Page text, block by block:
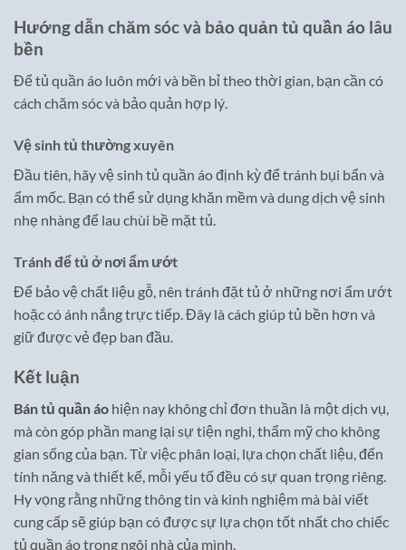
Hướng dẫn chăm sóc và bảo quản tủ quần áo lâu
bền
Để tủ quần áo luôn mới và bền bỉ theo thời gian, bạn cần có
cách chăm sóc và bảo quản hợp lý.
Vệ sinh tủ thường xuyên
Đầu tiên, hãy vệ sinh tủ quần áo định kỳ để tránh bụi bẩn và
ẩm mốc. Bạn có thể sử dụng khăn mềm và dung dịch vệ sinh
nhẹ nhàng để lau chùi bề mặt tủ.
Tránh để tủ ở nơi ẩm ướt
Để bảo vệ chất liệu gỗ, nên tránh đặt tủ ở những nơi ẩm ướt
hoặc có ánh nắng trực tiếp. Đây là cách giúp tủ bền hơn và
giữ được vẻ đẹp ban đầu.
Kết luận
Bán tủ quần áo hiện nay không chỉ đơn thuần là một dịch vụ,
mà còn góp phần mang lại sự tiện nghi, thẩm mỹ cho không
gian sống của bạn. Từ việc phân loại, lựa chọn chất liệu, đến
tính năng và thiết kế, mỗi yếu tố đều có sự quan trọng riêng.
Hy vọng rằng những thông tin và kinh nghiệm mà bài viết
cung cấp sẽ giúp bạn có được sự lựa chọn tốt nhất cho chiếc
tủ quần áo trong ngôi nhà của mình.